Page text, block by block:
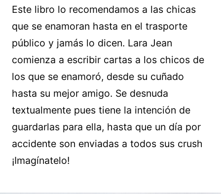
Este libro lo recomendamos a las chicas
que se enamoran hasta en el trasporte
público y jamás lo dicen. Lara Jean
comienza a escribir cartas a los chicos de
los que se enamoró, desde su cuñado
hasta su mejor amigo. Se desnuda
textualmente pues tiene la intención de
guardarlas para ella, hasta que un día por
accidente son enviadas a todos sus crush
¡Imagínatelo!